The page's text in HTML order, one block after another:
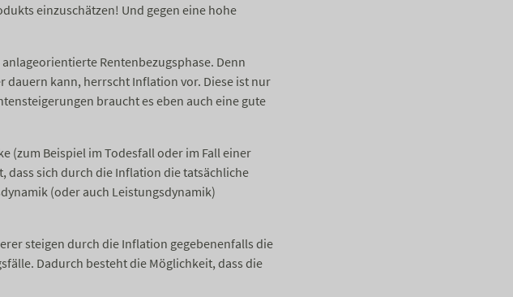
einzuschätzen! Und gegen eine hohe
Rentenbezugsphase. Denn
dauern kann, herrscht Inflation vor. Diese ist nur
braucht es eben auch eine gute
(zum Beispiel im Todesfall oder im Fall einer
dass sich durch die Inflation die tatsächliche
(oder auch Leistungsdynamik)
steigen durch die Inflation gegebenenfalls die
Dadurch besteht die Möglichkeit, dass die